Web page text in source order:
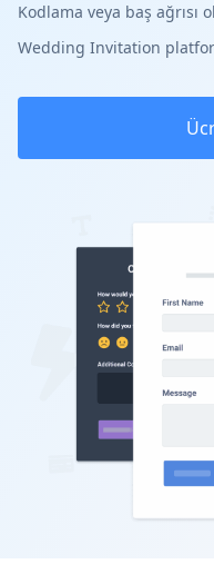
Kodlama veya baş ağrısı
Wedding Invitation